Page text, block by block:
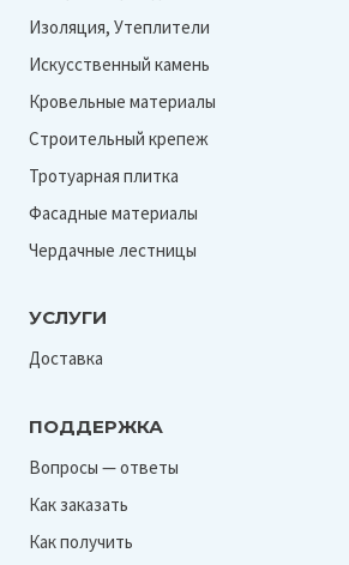
Изоляция, Утеплители
Искусственный камень
Кровельные материалы
Строительный крепеж
Тротуарная плитка
Фасадные материалы
Чердачные лестницы
УСЛУГИ
Доставка
ПОДДЕРЖКА
Вопросы — ответы
Как заказать
Как получить